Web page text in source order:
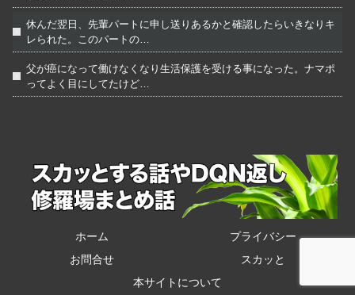
休んだ翌日、先輩パートに申し送りあるかと確認したらいきなりキ
レられた。このパートの…
父が癌になって働けなくなり生活保護を受ける事になった。ナマポ
ってよく目にしてたけど…
ホーム
プライバシー
お問合せ
スカッと
本サイトについて